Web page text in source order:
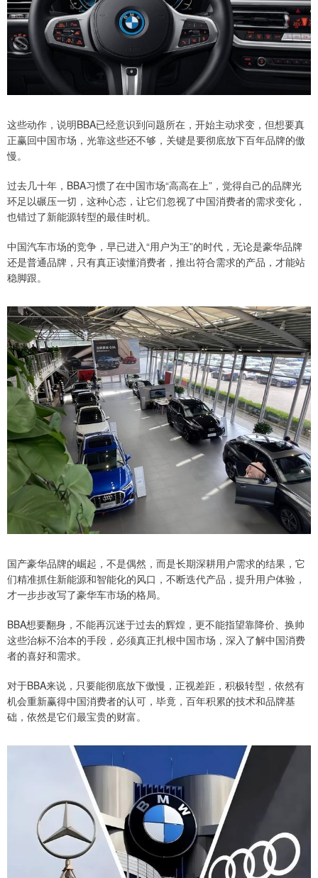
这些动作，说明BBA已经意识到问题所在，开始主动求变，但想要真
正赢回中国市场，光靠这些还不够，关键是要彻底放下百年品牌的傲
慢。
过去几十年，BBA习惯了在中国市场“高高在上”，觉得自己的品牌光
环足以碾压一切，这种心态，让它们忽视了中国消费者的需求变化，
也错过了新能源转型的最佳时机。
中国汽车市场的竞争，早已进入“用户为王”的时代，无论是豪华品牌
还是普通品牌，只有真正读懂消费者，推出符合需求的产品，才能站
稳脚跟。
国产豪华品牌的崛起，不是偶然，而是长期深耕用户需求的结果，它
们精准抓住新能源和智能化的风口，不断迭代产品，提升用户体验，
才一步步改写了豪华车市场的格局。
BBA想要翻身，不能再沉迷于过去的辉煌，更不能指望靠降价、换帅
这些治标不治本的手段，必须真正扎根中国市场，深入了解中国消费
者的喜好和需求。
对于BBA来说，只要能彻底放下傲慢，正视差距，积极转型，依然有
机会重新赢得中国消费者的认可，毕竟，百年积累的技术和品牌基
础，依然是它们最宝贵的财富。